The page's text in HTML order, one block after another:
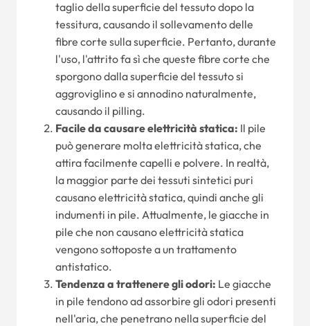
taglio della superficie del tessuto dopo la
tessitura, causando il sollevamento delle
fibre corte sulla superficie. Pertanto, durante
l'uso, l'attrito fa sì che queste fibre corte che
sporgono dalla superficie del tessuto si
aggroviglino e si annodino naturalmente,
causando il pilling.
Facile da causare elettricità statica: Il pile
può generare molta elettricità statica, che
attira facilmente capelli e polvere. In realtà,
la maggior parte dei tessuti sintetici puri
causano elettricità statica, quindi anche gli
indumenti in pile. Attualmente, le giacche in
pile che non causano elettricità statica
vengono sottoposte a un trattamento
antistatico.
Tendenza a trattenere gli odori: Le giacche
in pile tendono ad assorbire gli odori presenti
nell'aria, che penetrano nella superficie del